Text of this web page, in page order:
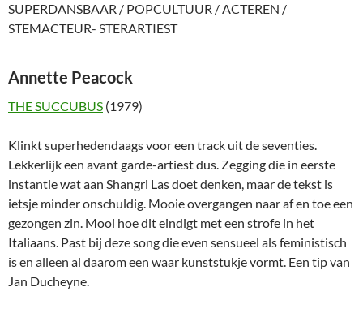
SUPERDANSBAAR / POPCULTUUR / ACTEREN /
STEMACTEUR- STERARTIEST
Annette Peacock
THE SUCCUBUS (1979)
Klinkt superhedendaags voor een track uit de seventies.
Lekkerlijk een avant garde-artiest dus. Zegging die in eerste
instantie wat aan Shangri Las doet denken, maar de tekst is
ietsje minder onschuldig. Mooie overgangen naar af en toe een
gezongen zin. Mooi hoe dit eindigt met een strofe in het
Italiaans. Past bij deze song die even sensueel als feministisch
is en alleen al daarom een waar kunststukje vormt. Een tip van
Jan Ducheyne.